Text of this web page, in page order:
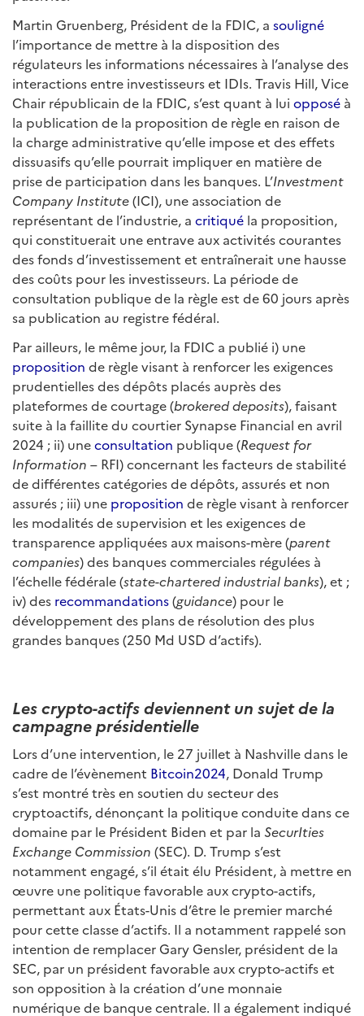
Martin Gruenberg, Président de la FDIC, a souligné
l’importance de mettre à la disposition des
régulateurs les informations nécessaires à l’analyse des
interactions entre investisseurs et IDIs. Travis Hill, Vice
Chair républicain de la FDIC, s’est quant à lui opposé à
la publication de la proposition de règle en raison de
la charge administrative qu’elle impose et des effets
dissuasifs qu’elle pourrait impliquer en matière de
prise de participation dans les banques. L’Investment
Company Institute(ICI), une association de
représentant de l’industrie, a critiqué la proposition,
qui constituerait une entrave aux activités courantes
des fonds d’investissement et entraînerait une hausse
des coûts pour les investisseurs. La période de
consultation publique de la règle est de 60 jours après
sa publication au registre fédéral.
Par ailleurs, le même jour, la FDIC a publié i) une
proposition de règle visant à renforcer les exigences
prudentielles des dépôts placés auprès des
plateformes de courtage (brokered deposits), faisant
suite à la faillite du courtier Synapse Financial en avril
2024 ; ii) uneconsultation publique (Request for
Information – RFI) concernant les facteurs de stabilité
de différentes catégories de dépôts, assurés et non
assurés ; iii) une proposition de règle visant à renforcer
les modalités de supervision et les exigences de
transparence appliquées aux maisons-mère (parent
companies) des banques commerciales régulées à
l’échelle fédérale (state-chartered industrial banks), et ;
iv) des recommandations(guidance) pour le
développement des plans de résolution des plus
grandes banques (250 Md USD d’actifs).
Les crypto-actifs deviennent un sujet de la
campagne présidentielle
Lors d’une intervention, le 27 juillet à Nashville dans le
cadre de l’évènement Bitcoin2024, Donald Trump
s’est montré très en soutien du secteur des
cryptoactifs, dénonçant la politique conduite dans ce
domaine par le Président Biden et par la SecurIties
Exchange Commission (SEC). D. Trump s’est
notamment engagé, s’il était élu Président, à mettre en
œuvre une politique favorable aux crypto-actifs,
permettant aux États-Unis d’être le premier marché
pour cette classe d’actifs. Il a notamment rappelé son
intention de remplacer Gary Gensler, président de la
SEC, par un président favorable aux crypto-actifs et
son opposition à la création d’une monnaie
numérique de banque centrale. Il a également indiqué